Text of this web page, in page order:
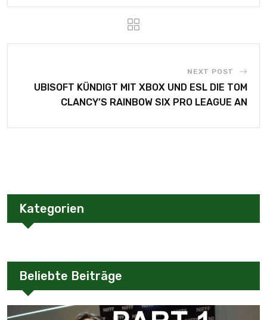
NEXT POST
UBISOFT KÜNDIGT MIT XBOX UND ESL DIE TOM
CLANCY’S RAINBOW SIX PRO LEAGUE AN
Kategorien
Beliebte Beiträge